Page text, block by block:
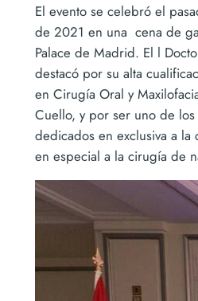
El evento se celebró el
de 2021 en una cena de
Palace de Madrid. El l
destacó por su alta
en Cirugía Oral y
Cuello, y por ser uno de
dedicados en exclusiva a
en especial a la cirugía de